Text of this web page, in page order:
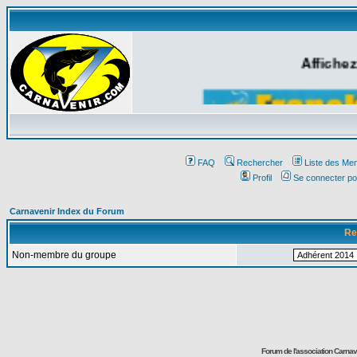
FAQ Rechercher
Liste des
Profil
Se connecter
Carnavenir Index du Forum
Non-membre du groupe
Forum de l'association